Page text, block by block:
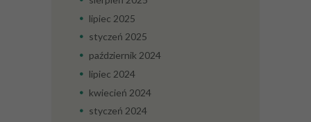
lipiec 2025
styczeń 2025
październik 2024
lipiec 2024
kwiecień 2024
styczeń 2024